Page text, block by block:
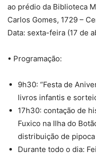
ao prédio da Biblioteca
Carlos Gomes, 1729 –
Data: sexta-feira (17 de
• Programação:
9h30: “Festa de
livros infantis e
17h30: contação de
Fuxico na Ilha do
distribuição de pipoca
Durante todo o dia: